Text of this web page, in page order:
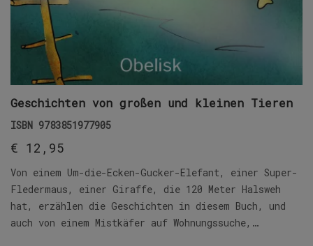
Geschichten von großen und kleinen Tieren
ISBN 9783851977905
€ 12,95
Von einem Um-die-Ecken-Gucker-Elefant, einer Super-
Fledermaus, einer Giraffe, die 120 Meter Halsweh
hat, erzählen die Geschichten in diesem Buch, und
auch von einem Mistkäfer auf Wohnungssuche,…